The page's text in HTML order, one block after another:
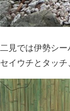
二見では伊勢シー
セイウチとタッ